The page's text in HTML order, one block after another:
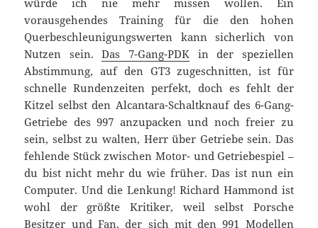
vorausgehendes Training für die den hohen
Querbeschleunigungswerten kann sicherlich von
Nutzen sein.Das 7-Gang-PDK in der speziellen
Abstimmung, auf den GT3 zugeschnitten, ist für
schnelle Rundenzeiten perfekt, doch es fehlt der
Kitzel selbst den Alcantara-Schaltknauf des 6-Gang-
Getriebe des 997 anzupacken und noch freier zu
sein, selbst zu walten, Herr über Getriebe sein. Das
fehlende Stück zwischen Motor- und Getriebespiel –
du bist nicht mehr du wie früher. Das ist nun ein
Computer. Und die Lenkung! Richard Hammond ist
wohl der größte Kritiker, weil selbst Porsche
Besitzer und Fan, der sich mit den 991 Modellen